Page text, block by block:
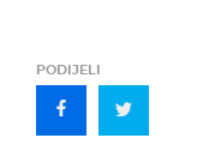
PODIJELI